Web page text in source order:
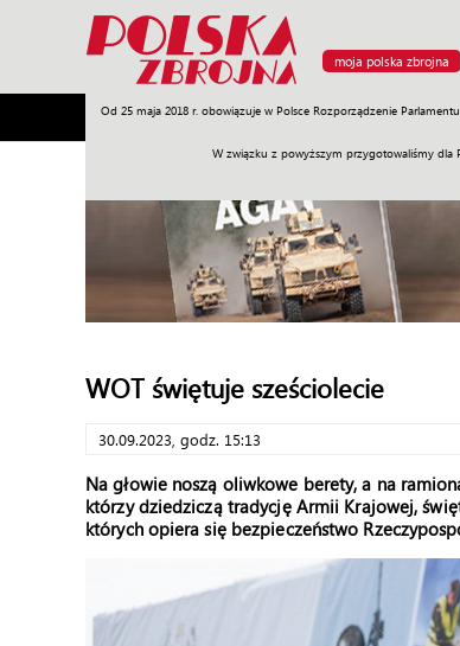
moja polska zbrojna
Od 25 maja 2018 r. obowiązuje w Polsce Rozporządzenie
W związku z powyższym przygotowaliśmy dla
Armia Poligon Sprzęt Misje Polityka
WOT świętuje sześciolecie
30.09.2023, godz. 15:13
Na głowie noszą oliwkowe berety, a na
którzy dziedziczą tradycję Armii Krajowej,
których opiera się bezpieczeństwo